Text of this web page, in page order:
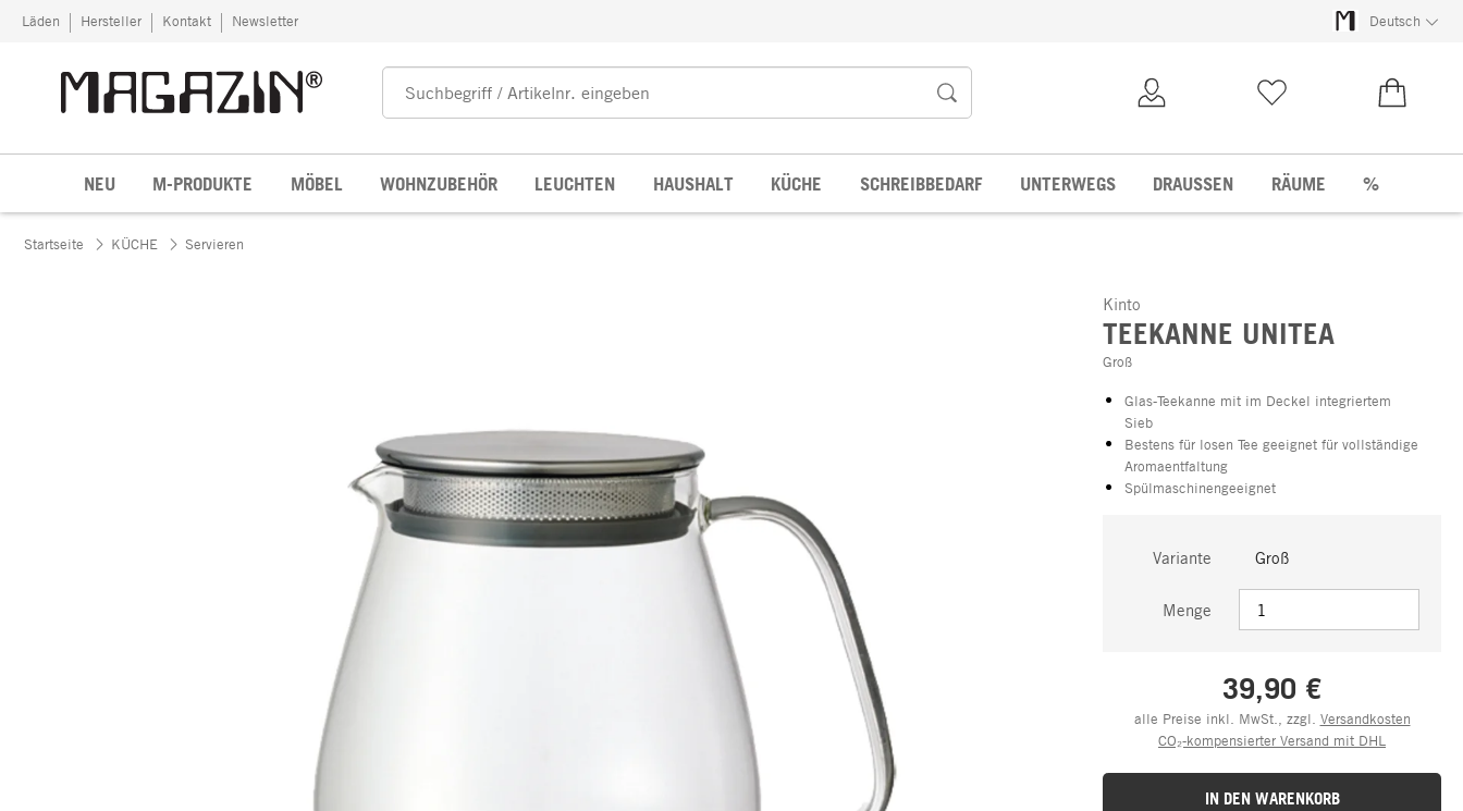
Zum Inhalt springen
Läden Hersteller Kontakt Newsletter Deutsch
NEU M-PRODUKTE MÖBEL WOHNZUBEHÖR LEUCHTEN HAUSHALT KÜCHE SCHREIBBEDARF UNTERWEGS DRAUSSEN RÄUME %
Startseite KÜCHE Servieren
Kinto
TEEKANNE UNITEA
Groß
Glas-Teekanne mit im Deckel integriertem
Sieb
Bestens für losen Tee geeignet für vollständige
Aromaentfaltung
Spülmaschinengeeignet
Variante Groß
Menge
39,90 €
alle Preise inkl. MwSt., zzgl. Versandkosten
CO₂-kompensierter Versand mit DHL
IN DEN WARENKORB